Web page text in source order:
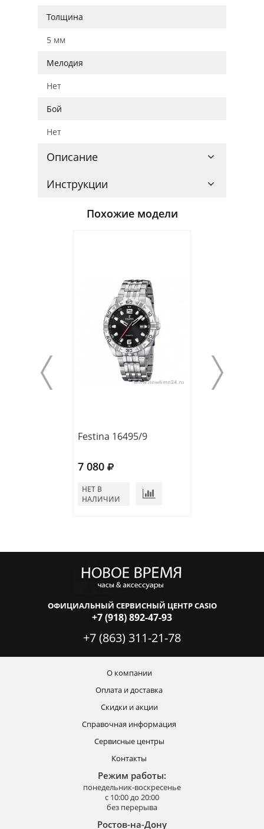
Толщина
5 мм
Мелодия
Нет
Бой
Нет
Описание
Инструкции
Похожие модели
Festina 16495/9
7 080
НЕТ В
НАЛИЧИИ
ОФИЦИАЛЬНЫЙ СЕРВИСНЫЙ ЦЕНТР CASIO
+7 (918) 892-47-93
+7 (863) 311-21-78
О компании
Оплата и доставка
Скидки и акции
Справочная информация
Сервисные центры
Контакты
Режим работы:
понедельник-воскресенье
с 10:00 до 20:00
без перерыва
Ростов-на-Дону